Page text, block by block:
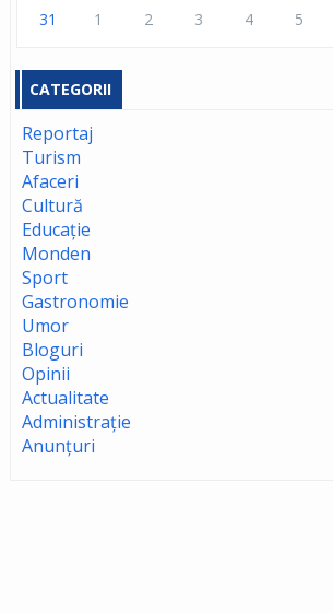
31
1 2 3 4 5
CATEGORII
Reportaj
Turism
Afaceri
Cultură
Educație
Monden
Sport
Gastronomie
Umor
Bloguri
Opinii
Actualitate
Administrație
Anunțuri